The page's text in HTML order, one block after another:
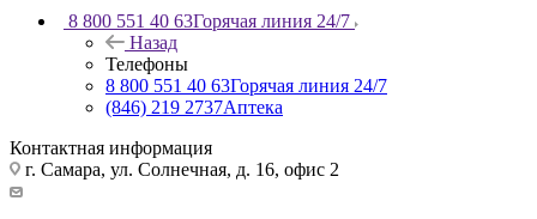
8 800 551 40 63Горячая линия 24/7
Назад
Телефоны
8 800 551 40 63Горячая линия 24/7
(846) 219 2737Аптека
Контактная информация
г. Самара, ул. Солнечная, д. 16, офис 2